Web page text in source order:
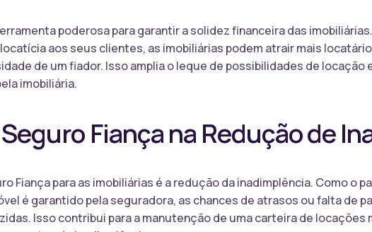
poderosa para garantir a solidez financeira das
aos seus clientes, as imobiliárias podem atrair mais
de um fiador. Isso amplia o leque de possibilidades de locação
imobiliária.
Fiança na Redução de
Fiança para as imobiliárias é a redução da inadimplência. Como o
é garantido pela seguradora, as chances de atrasos ou falta de
Isso contribui para a manutenção de uma carteira de locações